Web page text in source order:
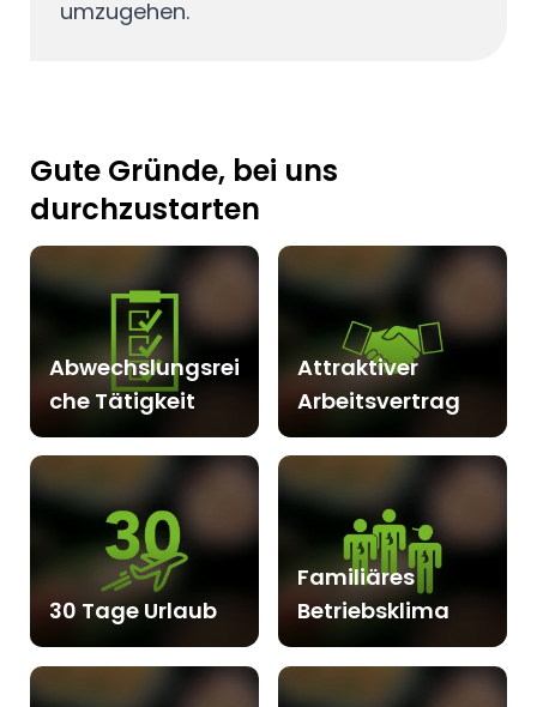
umzugehen.
Gute Gründe, bei uns
durchzustarten
Abwechslungsrei
che Tätigkeit
Attraktiver
Arbeitsvertrag
30 Tage Urlaub
Familiäres
Betriebsklima